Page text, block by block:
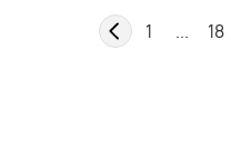
1 ... 18